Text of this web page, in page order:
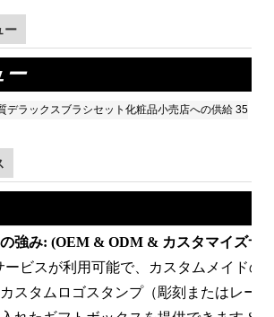
ー
ー
強み: (OEM & ODM & カスタマイズサ
ービスが利用可能で、カスタムメイドの
スタムロゴスタンプ（彫刻またはレー